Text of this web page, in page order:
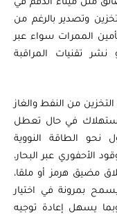
مثل ميناء الدقم في
وتصدير بالرغم من
الممرات سواء عبر
تقنيات المراقبة
من النفط والغاز
في حال تعطل
نحو الطاقة النووية
الأحفوري عبر البحار،
مضيق هرمز أو ملقا،
بمرونة في اختيار
يسهل إعادة توجيه